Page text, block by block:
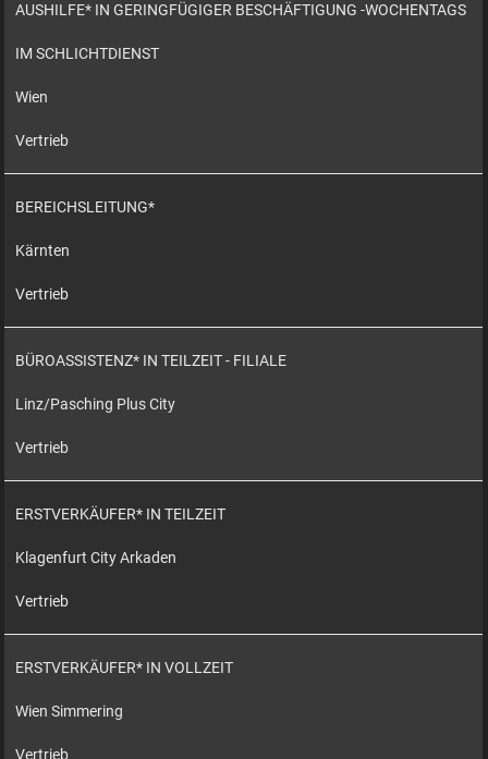
AUSHILFE* IN GERINGFÜGIGER BESCHÄFTIGUNG -WOCHENTAGS
IM SCHLICHTDIENST
Wien
Vertrieb
BEREICHSLEITUNG*
Kärnten
Vertrieb
BÜROASSISTENZ* IN TEILZEIT - FILIALE
Linz/Pasching Plus City
Vertrieb
ERSTVERKÄUFER* IN TEILZEIT
Klagenfurt City Arkaden
Vertrieb
ERSTVERKÄUFER* IN VOLLZEIT
Wien Simmering
Vertrieb